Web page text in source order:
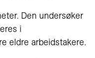
Den undersøker
i
eldre arbeidstakere.